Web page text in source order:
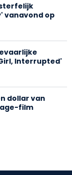
vanavond op
Interrupted'
dollar van
film